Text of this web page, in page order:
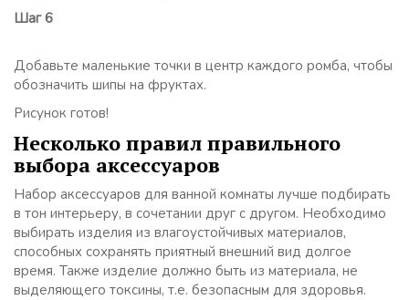
Шаг 6
Добавьте маленькие точки в центр каждого ромба, чтобы
обозначить шипы на фруктах.
Рисунок готов!
Несколько правил правильного
выбора аксессуаров
Набор аксессуаров для ванной комнаты лучше подбирать
в тон интерьеру, в сочетании друг с другом. Необходимо
выбирать изделия из влагоустойчивых материалов,
способных сохранять приятный внешний вид долгое
время. Также изделие должно быть из материала, не
выделяющего токсины, т.е. безопасным для здоровья.